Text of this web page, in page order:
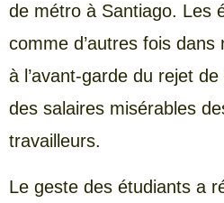
de métro à Santiago. Les
comme d’autres fois
à l’avant-garde du rejet
des salaires misérables
travailleurs.
Le geste des étudiants a